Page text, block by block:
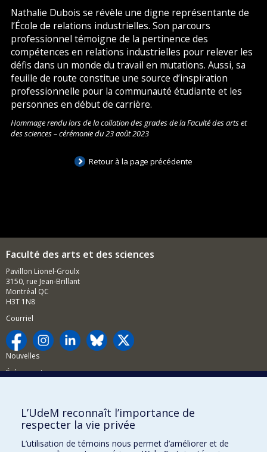
Nathalie Dubois se révèle une digne représentante de
l’École de relations industrielles. Son parcours
professionnel témoigne de la pertinence des
compétences en relations industrielles pour relever les
défis dans un monde du travail en mutations. Aussi, sa
feuille de route constitue une source d’inspiration
professionnelle pour la communauté étudiante et les
personnes en début de carrière.
Hommage rendu lors de la collation des grades de la Faculté des arts et
des sciences – cérémonie du 23 août 2023
Retour à la page précédente
Faculté des arts et des sciences
Pavillon Lionel-Groulx
3150, rue Jean-Brillant
Montréal QC
H3T 1N8
Courriel
Nouvelles
Événements
BESOIN D'AIDE?
Plan du site
Signaler une erreur
L’UdeM reconnaît l’importance de
respecter la vie privée
L’utilisation de témoins nous permet d’améliorer et de